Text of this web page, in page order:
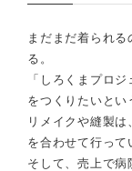
まだまだ着られ
る。
「しろくまプロ
をつくりたいとい
リメイクや縫製
を合わせて行って
そして、売上で